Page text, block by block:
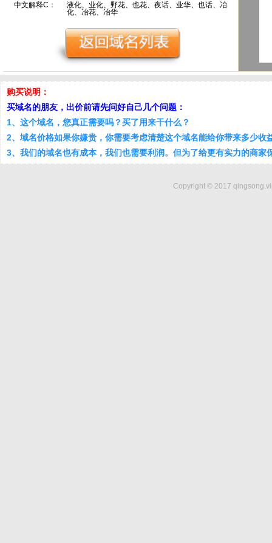
中文解释C：
液化、业化、野花、也花、夜话、业华、也话、冶
化、冶花、冶华
购买说明：
买域名的朋友，出价前请先问好自己几个问题：
1、这个域名，您真正需要吗？买了用来干什么？
2、域名价格如果你嫌贵，你需要考虑清楚这个域名能给你带来多少收
3、我们的域名也有成本，我们也需要利润。但为了给更有实力的商家
Copyright © 2017